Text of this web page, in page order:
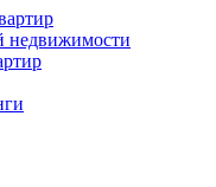
недвижимости